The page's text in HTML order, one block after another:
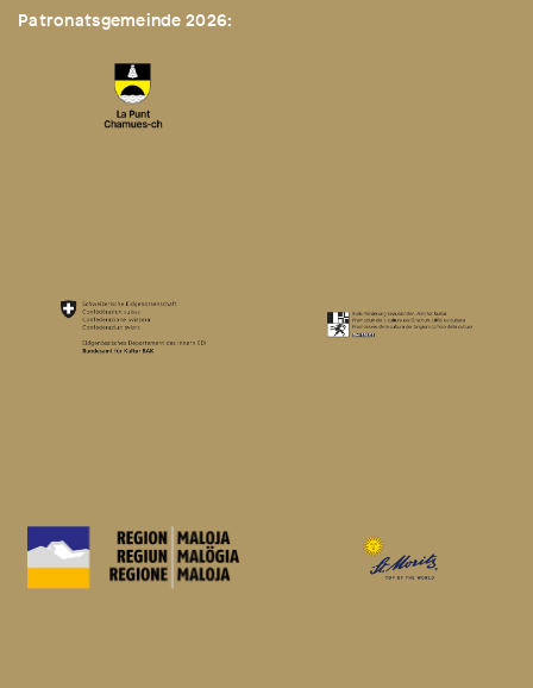
Patronatsgemeinde 2026: